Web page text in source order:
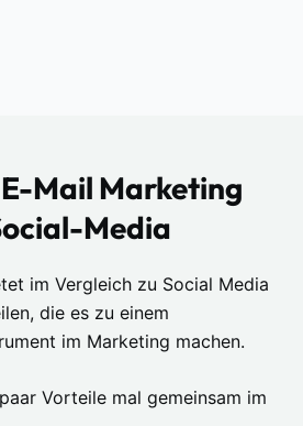
Mail Marketing
Media
im Vergleich zu Social Media
die es zu einem
im Marketing machen.
Vorteile mal gemeinsam im